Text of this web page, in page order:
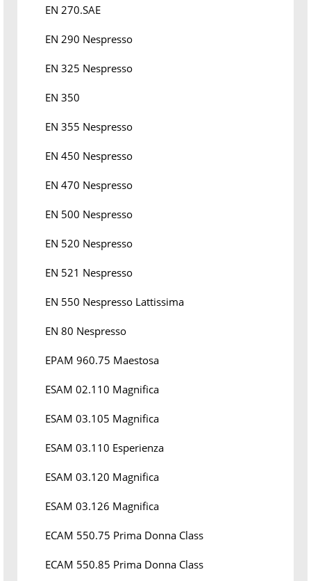
EN 270.SAE
EN 290 Nespresso
EN 325 Nespresso
EN 350
EN 355 Nespresso
EN 450 Nespresso
EN 470 Nespresso
EN 500 Nespresso
EN 520 Nespresso
EN 521 Nespresso
EN 550 Nespresso Lattissima
EN 80 Nespresso
EPAM 960.75 Maestosa
ESAM 02.110 Magnifica
ESAM 03.105 Magnifica
ESAM 03.110 Esperienza
ESAM 03.120 Magnifica
ESAM 03.126 Magnifica
ECAM 550.75 Prima Donna Class
ECAM 550.85 Prima Donna Class